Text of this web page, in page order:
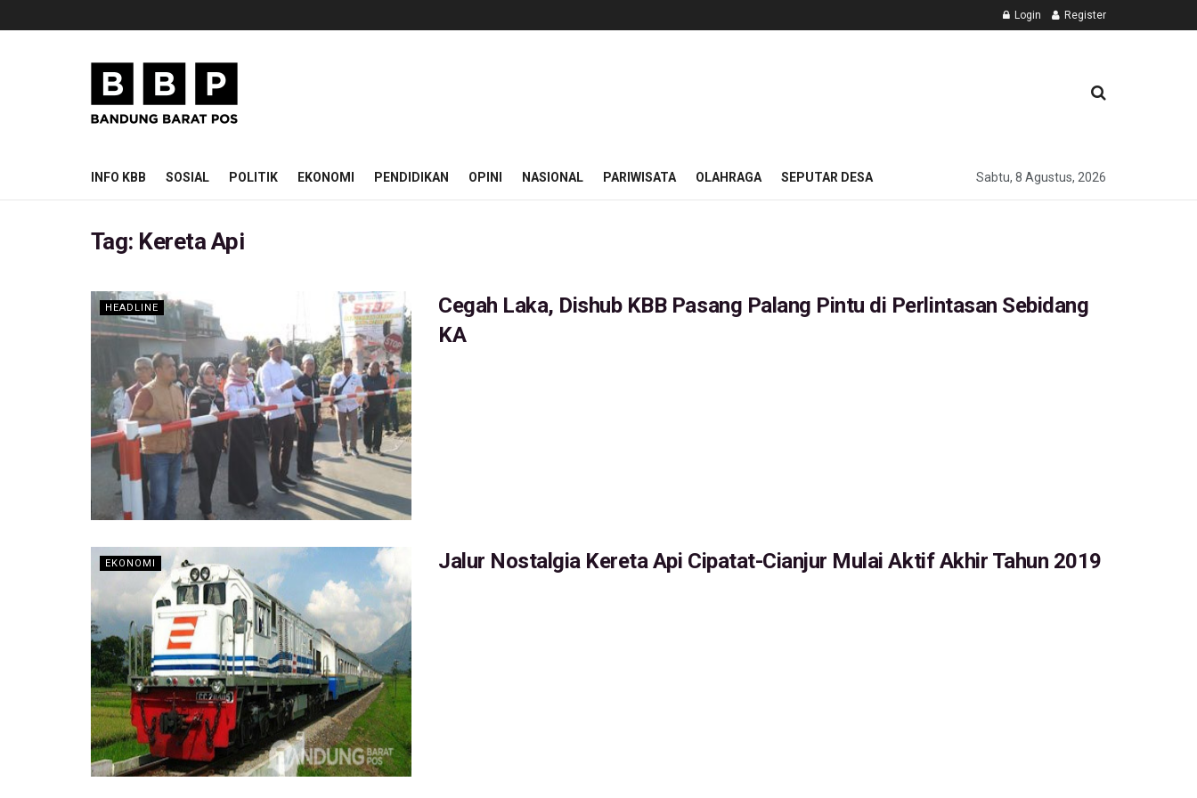
Login Register
INFO KBB SOSIAL POLITIK EKONOMI PENDIDIKAN OPINI NASIONAL PARIWISATA OLAHRAGA SEPUTAR DESA Sabtu, 8 Agustus, 2026
Tag: Kereta Api
HEADLINE
Cegah Laka, Dishub KBB Pasang Palang Pintu di Perlintasan Sebidang
KA
EKONOMI Jalur Nostalgia Kereta Api Cipatat-Cianjur Mulai Aktif Akhir Tahun 2019